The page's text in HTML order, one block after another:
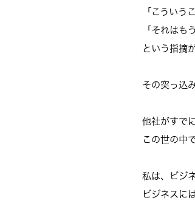
「こういう
「それはも
という指摘
その突っ込
他社がすで
この世の中
私は、ビジ
ビジネスに